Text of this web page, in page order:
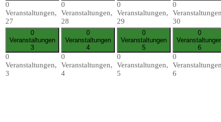
0
Veranstaltungen,
27
0
Veranstaltungen,
28
0
Veranstaltungen,
29
0
30
0
Veranstaltungen
3
0
Veranstaltungen,
3
0
Veranstaltungen
4
0
Veranstaltungen,
4
0
Veranstaltungen
5
0
Veranstaltungen,
5
0
6
0
6